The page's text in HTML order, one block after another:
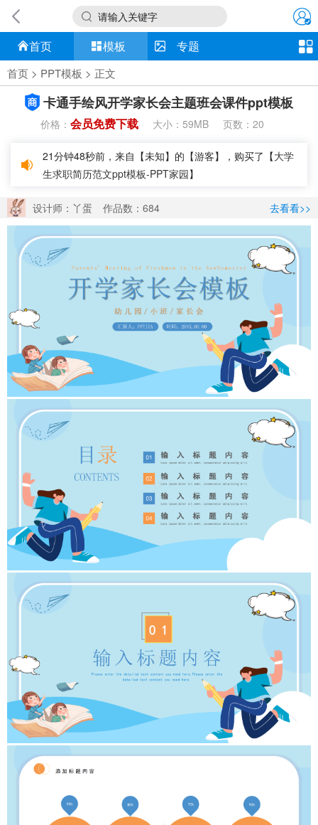
请输入关键字
首页 模板 专题
首页 > PPT模板 > 正文
卡通手绘风开学家长会主题班会课件ppt模板
价格： 会员免费下载 大小： 59MB 页数： 20
21分钟48秒前，来自【未知】的【游客】，购买了【大学
生求职简历范文ppt模板-PPT家园】
设计师：丫蛋 作品数：684 去看看>>